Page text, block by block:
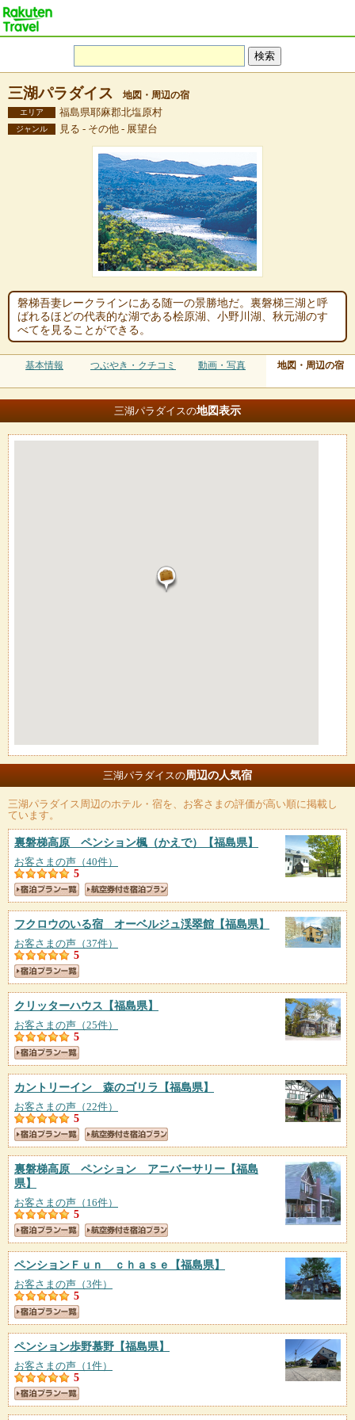
三湖パラダイス 地図・周辺の宿
エリア 福島県耶麻郡北塩原村
ジャンル 見る - その他 - 展望台
磐梯吾妻レークラインにある随一の景勝地だ。裏磐梯三湖と呼
ばれるほどの代表的な湖である桧原湖、小野川湖、秋元湖のす
べてを見ることができる。
基本情報 つぶやき・クチコミ 動画・写真 地図・周辺の宿
三湖パラダイスの地図表示
三湖パラダイスの周辺の人気宿
三湖パラダイス周辺のホテル・宿を、お客さまの評価が高い順に掲載し
ています。
裏磐梯高原 ペンション楓（かえで） 【福島県】
お客さまの声（40件）
5
フクロウのいる宿 オーベルジュ渓翠館 【福島県】
お客さまの声（37件）
5
クリッターハウス 【福島県】
お客さまの声（25件）
5
カントリーイン 森のゴリラ 【福島県】
お客さまの声（22件）
5
裏磐梯高原 ペンション アニバーサリー 【福島
県】
お客さまの声（16件）
5
ペンションＦｕｎ ｃｈａｓｅ 【福島県】
お客さまの声（3件）
5
ペンション歩野慕野 【福島県】
お客さまの声（1件）
5